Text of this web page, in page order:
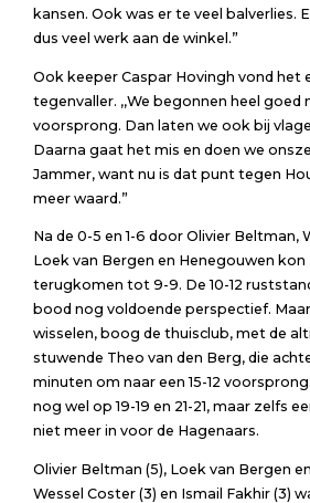
kansen. Ook was er te veel balverlies.
dus veel werk aan de winkel.”
Ook keeper Caspar Hovingh vond het
tegenvaller. ,,We begonnen heel goed
voorsprong. Dan laten we ook bij
Daarna gaat het mis en doen we
Jammer, want nu is dat punt tegen
meer waard.”
Na de 0-5 en 1-6 door Olivier Beltman,
Loek van Bergen en Henegouwen kon
terugkomen tot 9-9. De 10-12
bood nog voldoende perspectief.
wisselen, boog de thuisclub, met de
stuwende Theo van den Berg, die
minuten om naar een 15-12
nog wel op 19-19 en 21-21, maar zelfs
niet meer in voor de Hagenaars.
Olivier Beltman (5), Loek van Bergen
Wessel Coster (3) en Ismail Fakhir (3)